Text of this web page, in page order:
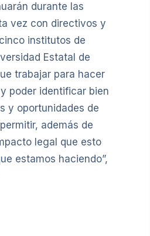
durante las
vez con directivos y
institutos de
Estatal de
trabajar para hacer
poder identificar bien
y oportunidades de
además de
legal que esto
estamos haciendo”,